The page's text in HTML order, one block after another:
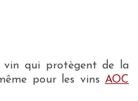
vin qui protègent de la
pour les vins AOC